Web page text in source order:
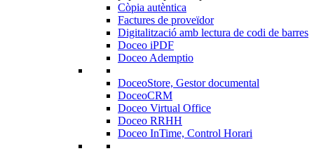
Còpia autèntica
Factures de proveïdor
Digitalització amb lectura de codi de barres
Doceo iPDF
Doceo Ademptio
DoceoStore, Gestor documental
DoceoCRM
Doceo Virtual Office
Doceo RRHH
Doceo InTime, Control Horari